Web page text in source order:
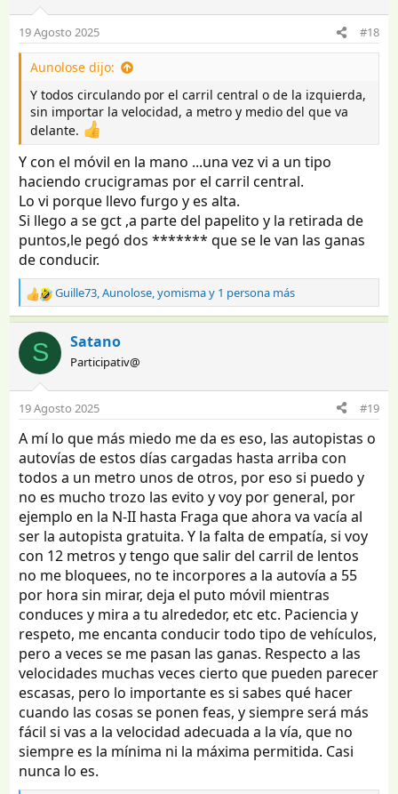
o
n
e
s
19 Agosto 2025 #18
Aunolose dijo:
Y todos circulando por el carril central o de la izquierda,
sin importar la velocidad, a metro y medio del que va
delante.
Y con el móvil en la mano ...una vez vi a un tipo
haciendo crucigramas por el carril central.
Lo vi porque llevo furgo y es alta.
Si llego a se gct ,a parte del papelito y la retirada de
puntos,le pegó dos ******* que se le van las ganas
de conducir.
R
e
a
o
n
s
:
Guille73,Aunolose,yomismay 1 persona más
S Satano
Participativ@
19 Agosto 2025 #19
A mí lo que más miedo me da es eso, las autopistas o
autovías de estos días cargadas hasta arriba con
todos a un metro unos de otros, por eso si puedo y
no es mucho trozo las evito y voy por general, por
ejemplo en la N-II hasta Fraga que ahora va vacía al
ser la autopista gratuita. Y la falta de empatía, si voy
con 12 metros y tengo que salir del carril de lentos
no me bloquees, no te incorpores a la autovía a 55
por hora sin mirar, deja el puto móvil mientras
conduces y mira a tu alrededor, etc etc. Paciencia y
respeto, me encanta conducir todo tipo de vehículos,
pero a veces se me pasan las ganas. Respecto a las
velocidades muchas veces cierto que pueden parecer
escasas, pero lo importante es si sabes qué hacer
cuando las cosas se ponen feas, y siempre será más
fácil si vas a la velocidad adecuada a la vía, que no
siempre es la mínima ni la máxima permitida. Casi
nunca lo es.